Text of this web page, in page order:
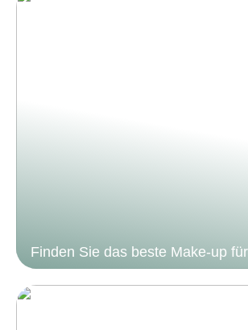
Finden Sie das beste Make-up